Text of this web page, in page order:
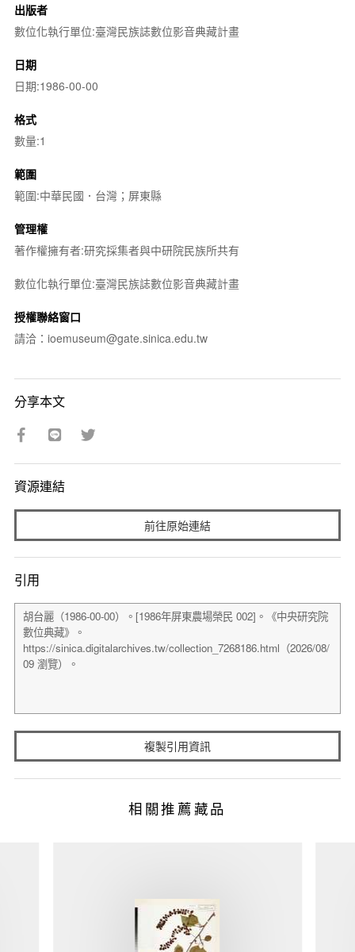
出版者
數位化執行單位:臺灣民族誌數位影音典藏計畫
日期
日期:1986-00-00
格式
數量:1
範圍
範圍:中華民國．台灣；屏東縣
管理權
著作權擁有者:研究採集者與中研院民族所共有
數位化執行單位:臺灣民族誌數位影音典藏計畫
授權聯絡窗口
請洽：ioemuseum@gate.sinica.edu.tw
分享本文
資源連結
前往原始連結
引用
複製引用資訊
相關推薦藏品